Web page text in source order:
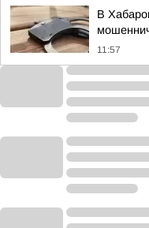
В
11:57